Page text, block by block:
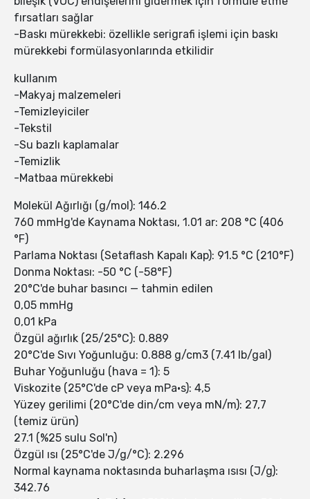
fırsatları sağlar
-Baskı mürekkebi: özellikle serigrafi işlemi için baskı
mürekkebi formülasyonlarında etkilidir
kullanım
-Makyaj malzemeleri
-Temizleyiciler
-Tekstil
-Su bazlı kaplamalar
-Temizlik
-Matbaa mürekkebi
Molekül Ağırlığı (g/mol): 146.2
760 mmHg'de Kaynama Noktası, 1.01 ar: 208 °C (406
°F)
Parlama Noktası (Setaflash Kapalı Kap): 91.5 °C (210°F)
Donma Noktası: -50 °C (-58°F)
20°C'de buhar basıncı — tahmin edilen
0,05 mmHg
0,01 kPa
Özgül ağırlık (25/25°C): 0.889
20°C'de Sıvı Yoğunluğu: 0.888 g/cm3 (7.41 lb/gal)
Buhar Yoğunluğu (hava = 1): 5
Viskozite (25°C'de cP veya mPa•s): 4,5
Yüzey gerilimi (20°C'de din/cm veya mN/m): 27,7
(temiz ürün)
27.1 (%25 sulu Sol'n)
Özgül ısı (25°C'de J/g/°C): 2.296
Normal kaynama noktasında buharlaşma ısısı (J/g):
342.76